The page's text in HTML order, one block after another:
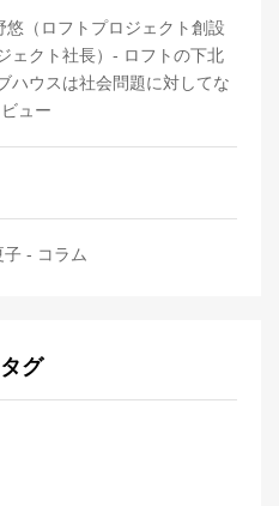
悠（ロフトプロジェクト創設
ェクト社長）- ロフトの下北
ハウスは社会問題に対してな
ュー
- コラム
グ